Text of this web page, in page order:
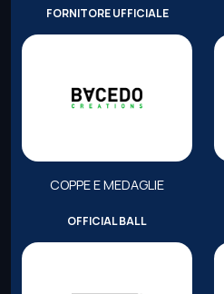
FORNITORE UFFICIALE
COPPE E MEDAGLIE
OFFICIAL BALL